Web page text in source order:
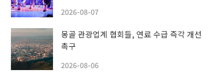
2026-08-07
몽골 관광업계 협회들, 연료 수급 즉각 개선
촉구
2026-08-06